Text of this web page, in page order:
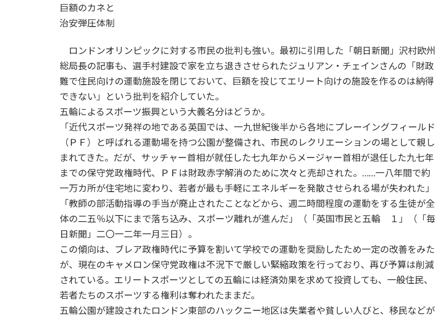
巨額のカネと
治安弾圧体制
ロンドンオリンピックに対する市民の批判も強い。最初に引用した「朝日新聞」沢村欧州
総局長の記事も、選手村建設で家を立ち退きさせられたジュリアン・チェインさんの「財政
難で住民向けの運動施設を閉じておいて、巨額を投じてエリート向けの施設を作るのは納得
できない」という批判を紹介していた。
五輪によるスポーツ振興という大義名分はどうか。
「近代スポーツ発祥の地である英国では、一九世紀後半から各地にプレーイングフィールド
（ＰＦ）と呼ばれる運動場を持つ公園が整備され、市民のレクリエーションの場として親し
まれてきた。だが、サッチャー首相が就任した七九年からメージャー首相が退任した九七年
までの保守党政権時代、ＰＦは財政赤字解消のために次々と売却された。……一八年間で約
一万カ所が住宅地に変わり、若者が最も手軽にエネルギーを発散させられる場が失われた」
「教師の部活動指導の手当が廃止されたことなどから、週二時間程度の運動をする生徒が全
体の二五％以下にまで落ち込み、スポーツ離れが進んだ」（「英国市民と五輪 １」（「毎
日新聞」二〇一二年一月三日）。
この傾向は、ブレア政権時代に予算を割いて学校での運動を奨励したため一定の改善をみた
が、現在のキャメロン保守党政権は不況下で厳しい緊縮政策を行っており、再び予算は削減
されている。エリートスポーツとしての五輪には経済効果を求めて投資しても、一般住民、
若者たちのスポーツする権利は奪われたままだ。
五輪公園が建設されたロンドン東部のハックニー地区は失業者や貧しい人びと、移民などが